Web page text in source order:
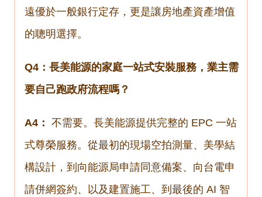
遠優於一般銀行定存，更是讓房地產資產增值
的聰明選擇。
Q4：長美能源的家庭一站式安裝服務，業主需
要自己跑政府流程嗎？
A4： 不需要。長美能源提供完整的 EPC 一站
式尊榮服務。從最初的現場空拍測量、美學結
構設計，到向能源局申請同意備案、向台電申
請併網簽約、以及建置施工、到最後的 AI 智